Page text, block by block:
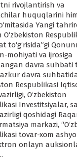
rivojlantirish va
huquqlarini
Yangi
O‘zbekiston
to‘g‘risida”gi
mohiyati va ijrosiga
davra suhbati
davra
Respublikasi
O‘zbekiston
Investitsiyalar,
qoshidagi
markazi,
tovar-xom ashyo
onlayn